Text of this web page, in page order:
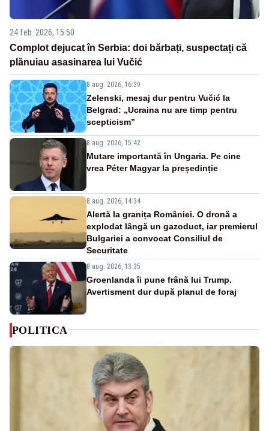
24 feb. 2026, 15:50
Complot dejucat în Serbia: doi bărbați, suspectați că
plănuiau asasinarea lui Vučić
8 aug. 2026, 16:39
Zelenski, mesaj dur pentru Vučić la
Belgrad: „Ucraina nu are timp pentru
scepticism”
8 aug. 2026, 15:42
Mutare importantă în Ungaria. Pe cine
vrea Péter Magyar la președinție
8 aug. 2026, 14:34
Alertă la granița României. O dronă a
explodat lângă un gazoduct, iar premierul
Bulgariei a convocat Consiliul de
Securitate
8 aug. 2026, 13:35
Groenlanda îi pune frână lui Trump.
Avertisment dur după planul de foraj
POLITICA